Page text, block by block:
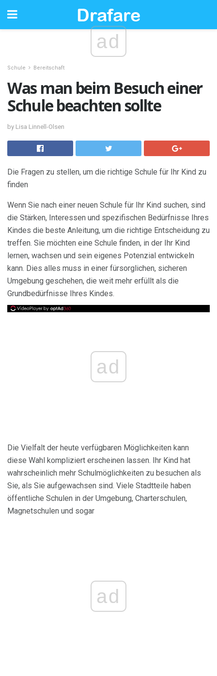
ad
Schule Bereitschaft
Was man beim Besuch einer
Schule beachten sollte
by Lisa Linnell-Olsen
Die Fragen zu stellen, um die richtige Schule für Ihr Kind zu
finden
Wenn Sie nach einer neuen Schule für Ihr Kind suchen, sind
die Stärken, Interessen und spezifischen Bedürfnisse Ihres
Kindes die beste Anleitung, um die richtige Entscheidung zu
treffen. Sie möchten eine Schule finden, in der Ihr Kind
lernen, wachsen und sein eigenes Potenzial entwickeln
kann. Dies alles muss in einer fürsorglichen, sicheren
Umgebung geschehen, die weit mehr erfüllt als die
Grundbedürfnisse Ihres Kindes.
ad
Die Vielfalt der heute verfügbaren Möglichkeiten kann
diese Wahl kompliziert erscheinen lassen. Ihr Kind hat
wahrscheinlich mehr Schulmöglichkeiten zu besuchen als
Sie, als Sie aufgewachsen sind. Viele Stadtteile haben
öffentliche Schulen in der Umgebung, Charterschulen,
Magnetschulen und sogar
ad